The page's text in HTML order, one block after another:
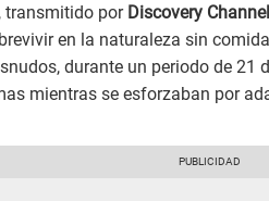
, transmitido por Discovery Channel
en la naturaleza sin
durante un periodo de 21
mientras se esforzaban por